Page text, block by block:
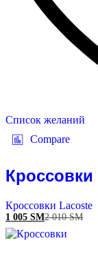
Список желаний
Compare
Кроссовки
Кроссовки Lacoste
1 005 ЅМ2 010ЅМ